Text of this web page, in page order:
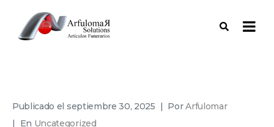
Publicado el septiembre 30, 2025 PorArfulomar
En Uncategorized